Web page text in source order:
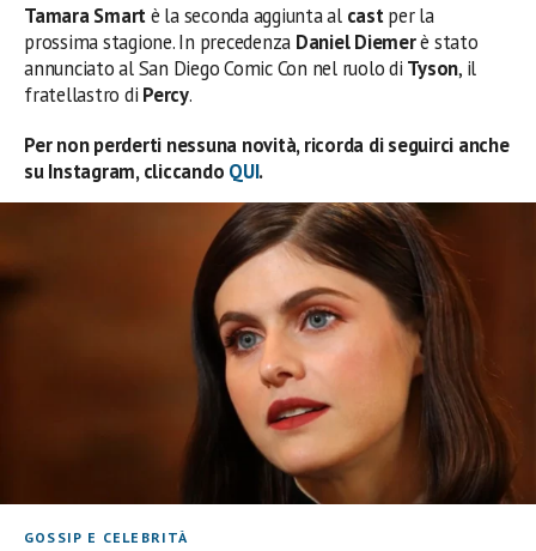
Tamara Smartè la seconda aggiunta al castper la
prossima stagione. In precedenza Daniel Diemerè stato
annunciato al San Diego Comic Con nel ruolo di Tyson, il
fratellastro di Percy.
Per non perderti nessuna novità, ricorda di seguirci anche
su Instagram, cliccando QUI.
GOSSIP E CELEBRITÀ